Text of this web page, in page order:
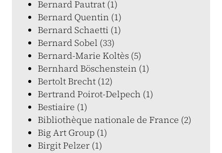
Bernard Pautrat (1)
Bernard Quentin (1)
Bernard Schaetti (1)
Bernard Sobel (33)
Bernard-Marie Koltès (5)
Bernhard Böschenstein (1)
Bertolt Brecht (12)
Bertrand Poirot-Delpech (1)
Bestiaire (1)
Bibliothèque nationale de France (2)
Big Art Group (1)
Birgit Pelzer (1)